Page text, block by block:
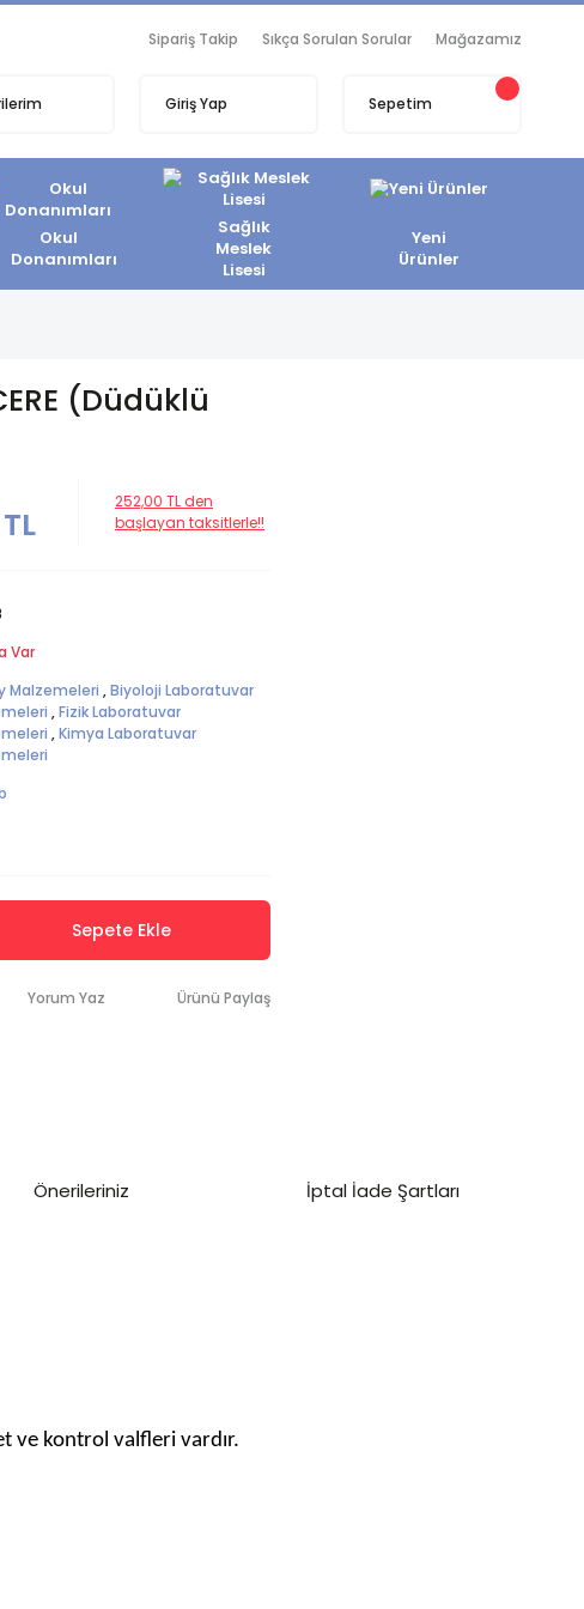
Sipariş Takip Sıkça Sorulan Sorular Mağazamız
Giriş Yap Sepetim
Okul
Donanımları
Sağlık
Meslek
Lisesi
Yeni
Ürünler
(Düdüklü
252,00 TL den
başlayan taksitlerle!!
Var
Malzemeleri ,Biyoloji Laboratuvar
,Fizik Laboratuvar
,Kimya Laboratuvar
Sepete Ekle
Yorum Yaz Ürünü Paylaş
Önerileriniz İptal İade Şartları
ve kontrol valfleri vardır.